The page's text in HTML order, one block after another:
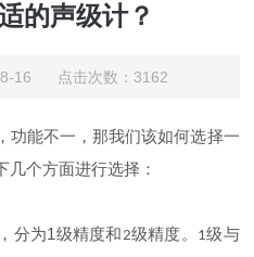
的声级计？
16 点击次数：3162
功能不一，那我们该如何选择一
几个方面进行选择：
分为1级精度和2级精度。 1级与